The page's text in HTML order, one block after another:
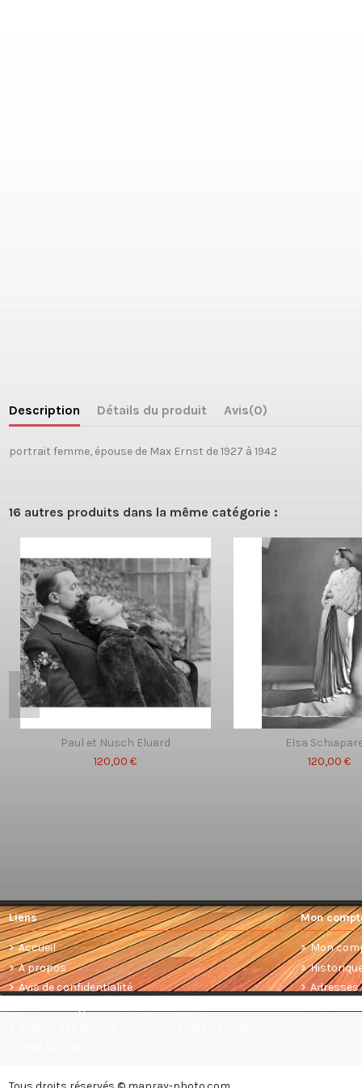
Description Détails du produit Avis(0)
portrait femme, épouse de Max Ernst de 1927 à 1942
16 autres produits dans la même catégorie :
Paul et Nusch Eluard
120,00 €
Elsa
120,00 €
Liens
Accueil
A propos
Avis de confidentialité
Mon
Mon
Adresses